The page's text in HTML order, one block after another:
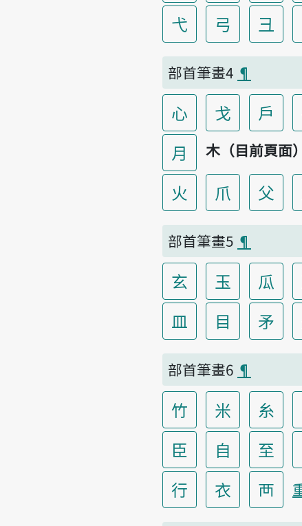
弋
弓 彐
部首筆畫4 ¶
心 戈 戶
月
木（目前頁面）
火
爪 父
部首筆畫5 ¶
玄 玉 瓜
皿
目 矛
部首筆畫6 ¶
竹 米 糸
臣
自 至
行
衣 襾